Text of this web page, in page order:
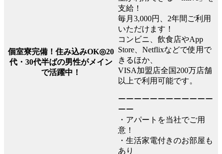
個室寮完備！住み込みOK◎20
代・30代半ばの男性がメイン
で活躍中！
支給！
毎月3,000円、2年間ご利用
いただけます！
コンビニ、飲食店やApp
Store、Netflixなどで使用で
きるほか、
VISA加盟店全国200万店舗
以上で利用可能です。
ーーーーーーーーーーーー
ーー
・アパートを当社でご用
意！
・生活家電付きのお部屋も
あり